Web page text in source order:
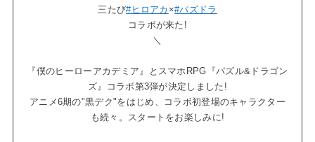
三たび#ヒロアカ ×#パズドラ
コラボが来た!
＼
『僕のヒーローアカデミア』とスマホRPG『パズル&ドラゴン
ズ』コラボ第3弾が決定しました!
アニメ6期の"黒デク"をはじめ、コラボ初登場のキャラクター
も続々。スタートをお楽しみに!